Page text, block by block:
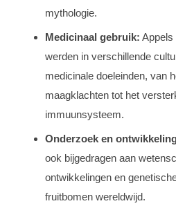
mythologie.
Medicinaal gebruik: Appels
werden in verschillende
medicinale doeleinden, van
maagklachten tot het
immuunsysteem.
Onderzoek en
ook bijgedragen aan
ontwikkelingen en
fruitbomen wereldwijd.